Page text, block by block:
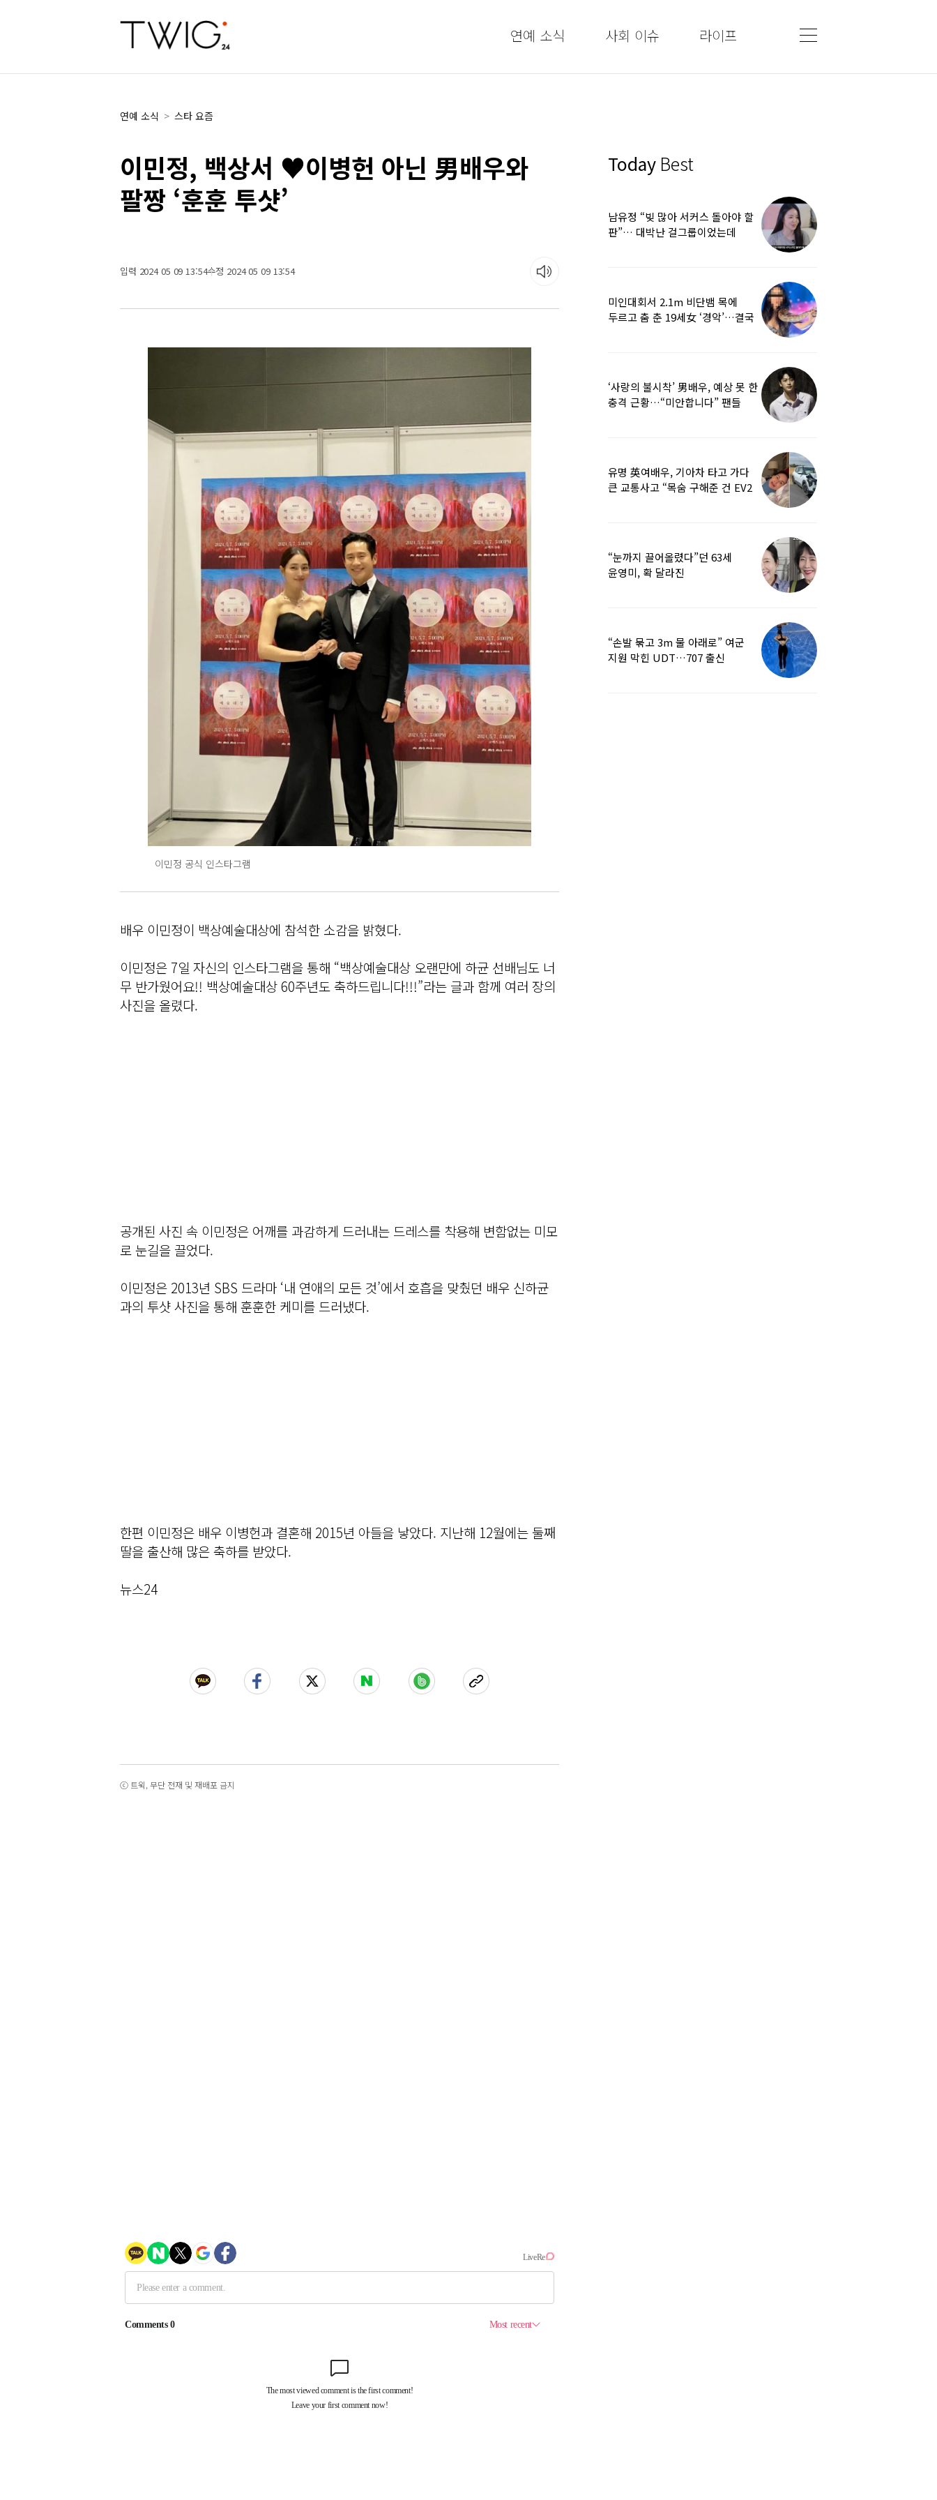
연예 소식 사회 이슈 라이프
연예 소식 > 스타 요즘
이민정, 백상서 ♥이병헌 아닌 男배우와
팔짱 ‘훈훈 투샷’
입력 2024 05 09 13:54수정 2024 05 09 13:54
이민정 공식 인스타그램
배우 이민정이 백상예술대상에 참석한 소감을 밝혔다.
이민정은 7일 자신의 인스타그램을 통해 “백상예술대상 오랜만에 하균 선배님도 너
무 반가웠어요!! 백상예술대상 60주년도 축하드립니다!!!”라는 글과 함께 여러 장의
사진을 올렸다.
공개된 사진 속 이민정은 어깨를 과감하게 드러내는 드레스를 착용해 변함없는 미모
로 눈길을 끌었다.
이민정은 2013년 SBS 드라마 ‘내 연애의 모든 것’에서 호흡을 맞췄던 배우 신하균
과의 투샷 사진을 통해 훈훈한 케미를 드러냈다.
한편 이민정은 배우 이병헌과 결혼해 2015년 아들을 낳았다. 지난해 12월에는 둘째
딸을 출산해 많은 축하를 받았다.
뉴스24
ⓒ 트윅, 무단 전재 및 재배포 금지
Today Best
남유정 “빚 많아 서커스 돌아야 할
판”… 대박난 걸그룹이었는데
미인대회서 2.1m 비단뱀 목에
두르고 춤 춘 19세女 ‘경악’…결국
‘사랑의 불시착’ 男배우, 예상 못 한
충격 근황…“미안합니다” 팬들
유명 英여배우, 기아차 타고 가다
큰 교통사고 “목숨 구해준 건 EV2
“눈까지 끌어올렸다”던 63세
윤영미, 확 달라진
“손발 묶고 3m 물 아래로” 여군
지원 막힌 UDT…707 출신